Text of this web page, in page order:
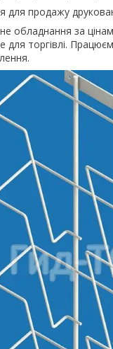
продажу
обладнання за
для торгівлі.